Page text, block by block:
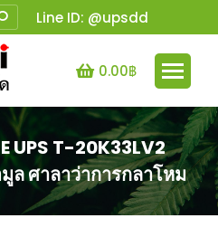
Line ID: @upsdd
0.00฿
UPS T-20K33LV2
ศาลาว่าการกลาโหม
You are here: